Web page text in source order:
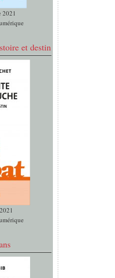
2021
et destin